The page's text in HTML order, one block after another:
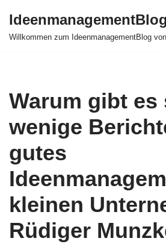
Zum
IdeenmanagementBlog
Willkommen zum IdeenmanagementBlog
Warum gibt es
wenige
gutes
kleinen
Rüdiger